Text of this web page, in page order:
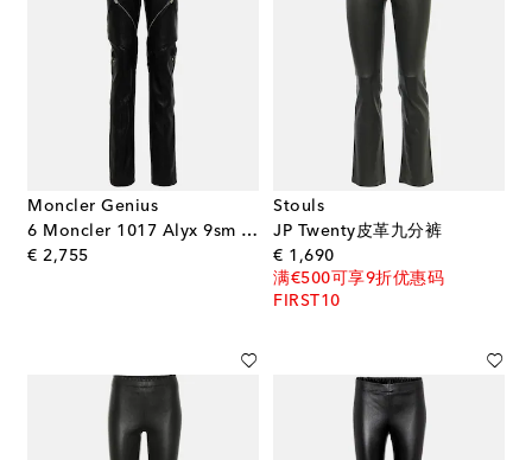
Moncler Genius
6 Moncler 1017 Alyx 9sm 中腰直筒皮革裤装
€ 2,755original price
Stouls
JP Twenty皮革九分裤
€ 1,690original price
满€500可享9折优惠码
FIRST10